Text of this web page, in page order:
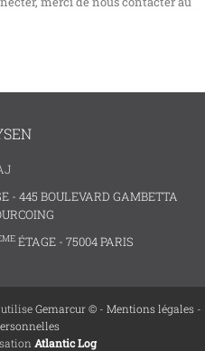
- 445 BOULEVARD GAMBETTA
ÉTAGE - 75004 PARIS
utiliseGemarcur © - Mentions légales -
Atlantic Log